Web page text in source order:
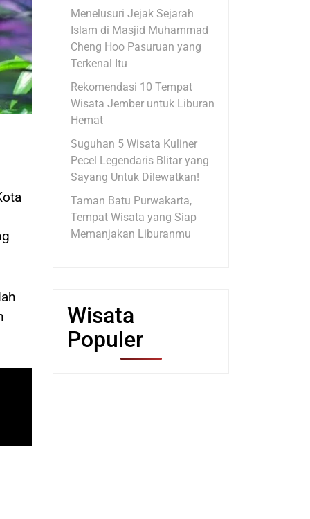
Menelusuri Jejak Sejarah
Islam di Masjid Muhammad
Cheng Hoo Pasuruan yang
Terkenal Itu
Rekomendasi 10 Tempat
Wisata Jember untuk Liburan
Hemat
Suguhan 5 Wisata Kuliner
Pecel Legendaris Blitar yang
Sayang Untuk Dilewatkan!
Taman Batu Purwakarta,
Tempat Wisata yang Siap
Memanjakan Liburanmu
Wisata
Populer